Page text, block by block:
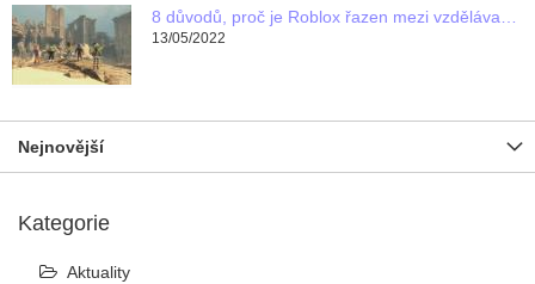
8 důvodů, proč je Roblox řazen mezi vzdělávací programy pro děti
13/05/2022
Nejnovější
Kategorie
Aktuality